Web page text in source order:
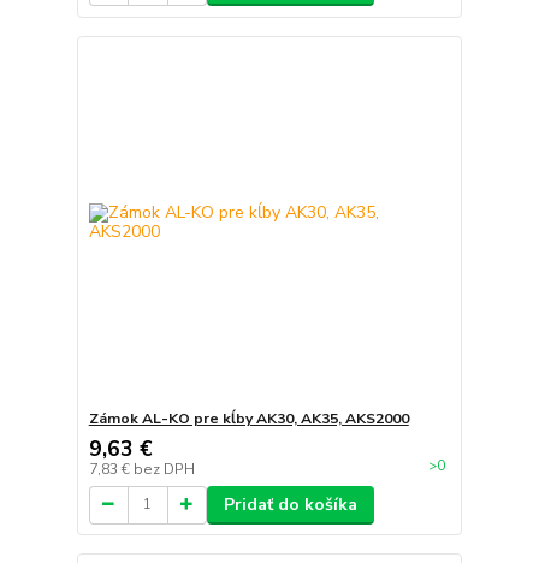
Zámok AL-KO pre kĺby AK30, AK35, AKS2000
9,63 €
7,83 € bez DPH >0
Pridať do košíka